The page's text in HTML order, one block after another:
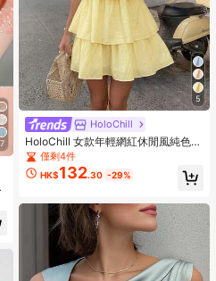
7
5
HoloChill
HoloChill 女款年輕網紅休閒風純色無
袖掛脖洋裝，2026夏季新款百褶蛋糕
裙，優雅層次感派對洋裝，休閒外出
穿搭，秋季服飾，返校季
僅剩4件
HK$132.30 -29%